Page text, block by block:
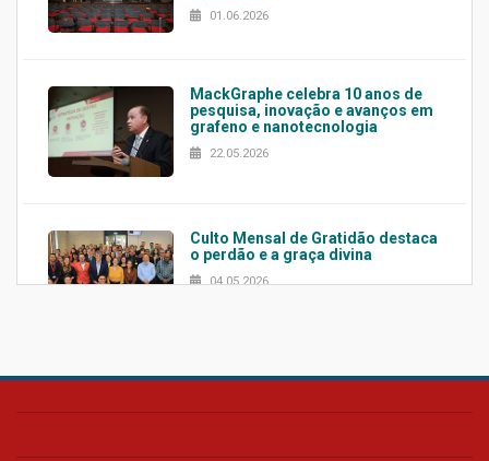
01.06.2026
MackGraphe celebra 10 anos de
pesquisa, inovação e avanços em
grafeno e nanotecnologia
22.05.2026
Culto Mensal de Gratidão destaca
o perdão e a graça divina
04.05.2026
Confira como foi o culto mensal